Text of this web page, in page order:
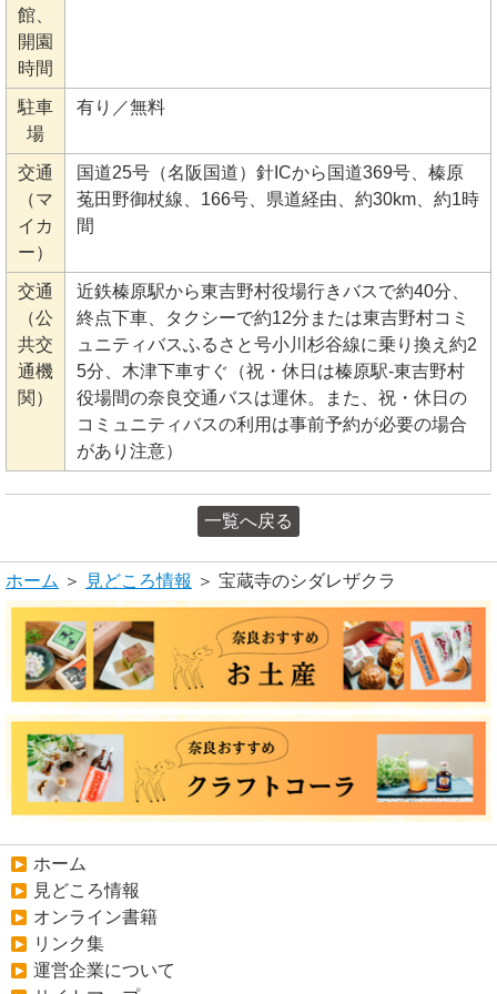
館、
開園
時間
駐車
場
有り／無料
交通
（マ
イカ
ー）
国道25号（名阪国道）針ICから国道369号、榛原
菟田野御杖線、166号、県道経由、約30km、約1時
間
交通
（公
共交
通機
関）
近鉄榛原駅から東吉野村役場行きバスで約40分、
終点下車、タクシーで約12分または東吉野村コミ
ュニティバスふるさと号小川杉谷線に乗り換え約2
5分、木津下車すぐ（祝・休日は榛原駅-東吉野村
役場間の奈良交通バスは運休。また、祝・休日の
コミュニティバスの利用は事前予約が必要の場合
があり注意）
一覧へ戻る
ホーム ＞ 見どころ情報 ＞ 宝蔵寺のシダレザクラ
ホーム
見どころ情報
オンライン書籍
リンク集
運営企業について